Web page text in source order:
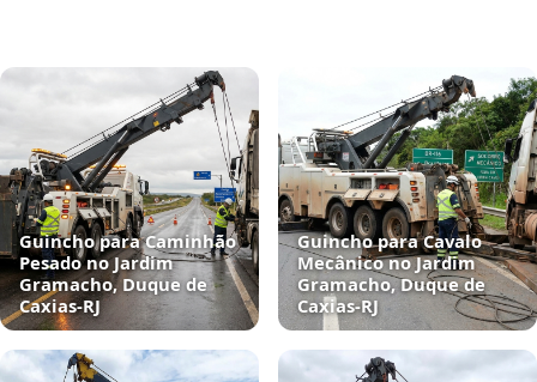
Guincho para Caminhão
Pesado no Jardim
Gramacho, Duque de
Caxias‑RJ
Guincho para Cavalo
Mecânico no Jardim
Gramacho, Duque de
Caxias‑RJ